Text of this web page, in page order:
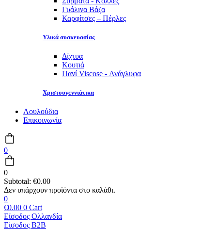
Γυάλινα Βάζα
Καρφίτσες – Πέρλες
Υλικά συσκευασίας
Δίχτυα
Κουτιά
Πανί Viscose - Ανάγλυφα
Χριστουγεννιάτικα
Λουλούδια
Επικοινωνία
0
0
Subtotal: €0.00
0
€0.00 0 Cart
Είσοδος Ολλανδία
Είσοδος B2B